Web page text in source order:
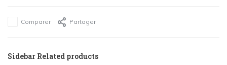
Comparer Partager
Sidebar Related products